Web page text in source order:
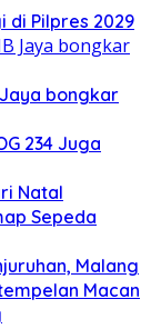
di Pilpres 2029
Jaya bongkar
234 Juga
Natal
Sepeda
Malang
Macan